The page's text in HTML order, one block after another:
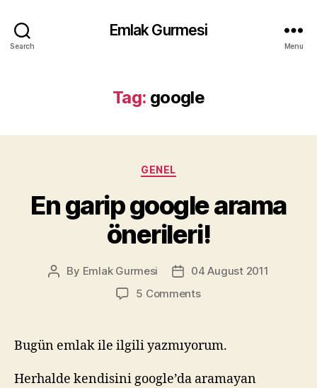
Search
Emlak Gurmesi
Menu
Tag: google
Categories
GENEL
En garip google arama
önerileri!
Post
By Emlak Gurmesi
Post04 August 2011
5 Commentson
Bugün emlak ile ilgili yazmıyorum.
Herhalde kendisini google’da aramayan